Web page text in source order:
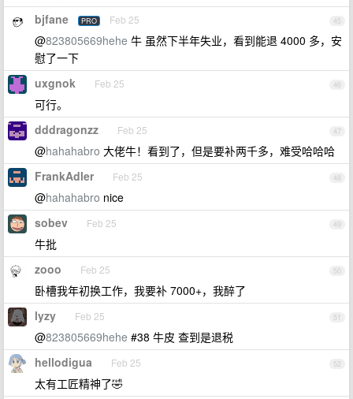
45
bjfane PRO Feb 25
@823805669hehe 牛 虽然下半年失业，看到能退 4000 多，安
慰了一下
46
uxgnok Feb 25
可行。
47
dddragonzz Feb 25
@hahahabro 大佬牛！看到了，但是要补两千多，难受哈哈哈
48
FrankAdler Feb 25
@hahahabro nice
49
sobev Feb 25
牛批
50
zooo Feb 25
卧槽我年初换工作，我要补 7000+，我醉了
51
lyzy Feb 25
@823805669hehe #38 牛皮 查到是退税
52
hellodigua Feb 25
太有工匠精神了🤣